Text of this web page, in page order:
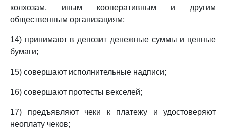
колхозам, иным кооперативным и другим
общественным организациям;
14) принимают в депозит денежные суммы и ценные
бумаги;
15) совершают исполнительные надписи;
16) совершают протесты векселей;
17) предъявляют чеки к платежу и удостоверяют
неоплату чеков;